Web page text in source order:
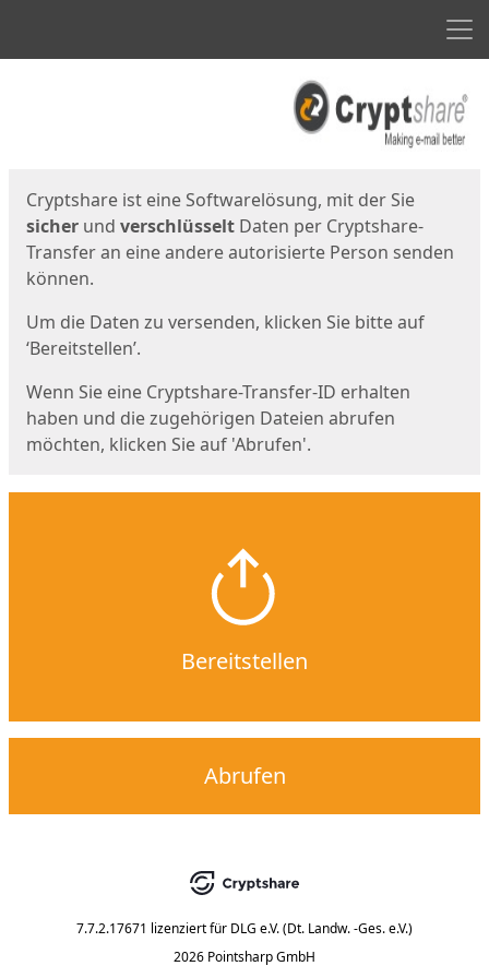
Cryptshare ist eine Softwarelösung, mit der Sie
sicher und verschlüsselt Daten per Cryptshare-
Transfer an eine andere autorisierte Person senden
können.
Um die Daten zu versenden, klicken Sie bitte auf
‘Bereitstellen’.
Wenn Sie eine Cryptshare-Transfer-ID erhalten
haben und die zugehörigen Dateien abrufen
möchten, klicken Sie auf 'Abrufen'.
Bereitstellen
Abrufen
7.7.2.17671 lizenziert für DLG e.V. (Dt. Landw. -Ges. e.V.)
2026 Pointsharp GmbH